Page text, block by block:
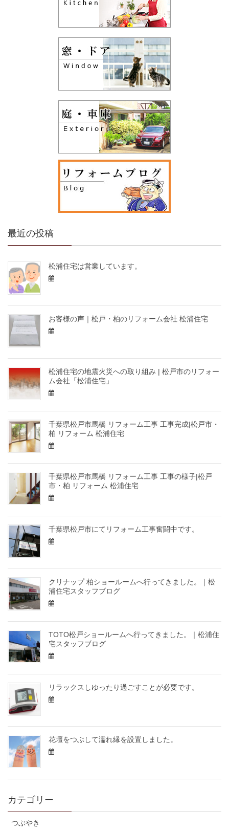
最近の投稿
松浦住宅は営業しています。
お客様の声｜松戸・柏のリフォーム会社 松浦住宅
松浦住宅の地震火災への取り組み | 松戸市のリフォー
ム会社「松浦住宅」
千葉県松戸市馬橋 リフォーム工事 工事完成|松戸市・
柏 リフォーム 松浦住宅
千葉県松戸市馬橋 リフォーム工事 工事の様子|松戸
市・柏 リフォーム 松浦住宅
千葉県松戸市にてリフォーム工事奮闘中です。
クリナップ 柏ショールームへ行ってきました。｜松
浦住宅スタッフブログ
TOTO松戸ショールームへ行ってきました。｜松浦住
宅スタッフブログ
リラックスしゆったり過ごすことが必要です。
花壇をつぶして濡れ縁を設置しました。
カテゴリー
つぶやき